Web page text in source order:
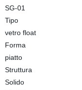
SG-01
Tipo
vetro float
Forma
piatto
Struttura
Solido